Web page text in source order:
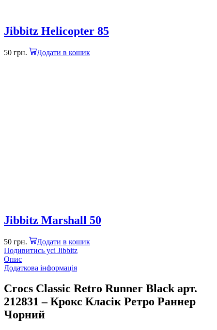
Jibbitz Helicopter 85
50 грн. Додати в кошик
Jibbitz Marshall 50
50 грн.
Додати в кошик
Подивитись усі Jibbitz
Опис
Додаткова інформація
Crocs Classic Retro Runner Black арт.
212831 – Крокс Класік Ретро Раннер
Чорний